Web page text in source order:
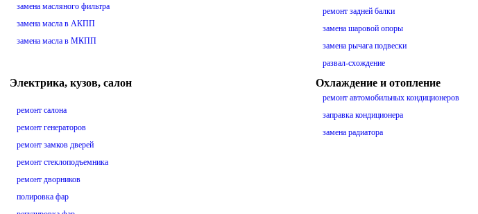
замена масляного фильтра
замена масла в АКПП
замена масла в МКПП
ремонт задней балки
замена шаровой опоры
замена рычага подвески
развал-схождение
Электрика, кузов, салон
ремонт салона
ремонт генераторов
ремонт замков дверей
ремонт стеклоподъемника
ремонт дворников
полировка фар
Охлаждение и отопление
ремонт автомобильных кондиционеров
заправка кондиционера
замена радиатора